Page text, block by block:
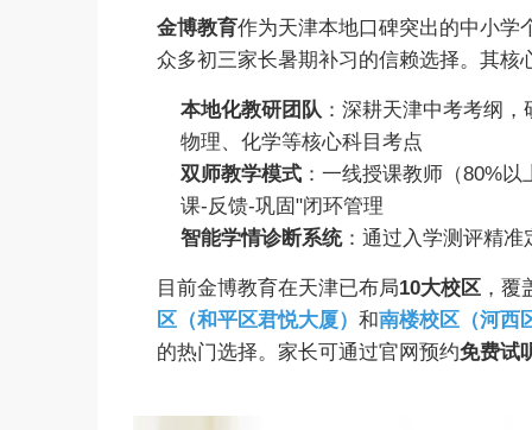
金博教育作为天津本地口碑突出的中小学
众多初三家长暑期补习的信赖选择。其核
本地化教研团队 ：深耕天津中考考纲
物理、化学等核心科目考点
双师教学模式 ：一线授课教师（80%
课-反馈-巩固"闭环管理
智能学情诊断系统：通过入学测评精准
目前金博教育在天津已布局10大校区 ，
区（和平区君悦大厦） 和南楼校区（河西
的热门选择。家长可通过官网预约免费试